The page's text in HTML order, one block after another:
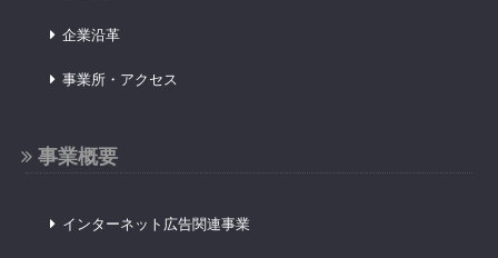
企業沿革
事業所・アクセス
事業概要
インターネット広告関連事業